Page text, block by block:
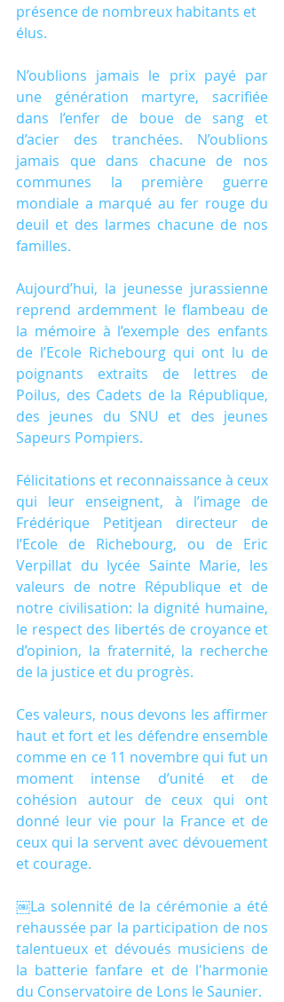
présence de nombreux habitants et
élus.
N’oublions jamais le prix payé par
une génération martyre, sacrifiée
dans l’enfer de boue de sang et
d’acier des tranchées. N’oublions
jamais que dans chacune de nos
communes la première guerre
mondiale a marqué au fer rouge du
deuil et des larmes chacune de nos
familles.
Aujourd’hui, la jeunesse jurassienne
reprend ardemment le flambeau de
la mémoire à l’exemple des enfants
de l’Ecole Richebourg qui ont lu de
poignants extraits de lettres de
Poilus, des Cadets de la République,
des jeunes du SNU et des jeunes
Sapeurs Pompiers.
Félicitations et reconnaissance à ceux
qui leur enseignent, à l’image de
Frédérique Petitjean directeur de
l’Ecole de Richebourg, ou de Eric
Verpillat du lycée Sainte Marie, les
valeurs de notre République et de
notre civilisation: la dignité humaine,
le respect des libertés de croyance et
d’opinion, la fraternité, la recherche
de la justice et du progrès.
Ces valeurs, nous devons les affirmer
haut et fort et les défendre ensemble
comme en ce 11 novembre qui fut un
moment intense d’unité et de
cohésion autour de ceux qui ont
donné leur vie pour la France et de
ceux qui la servent avec dévouement
et courage.
￼La solennité de la cérémonie a été
rehaussée par la participation de nos
talentueux et dévoués musiciens de
la batterie fanfare et de l'harmonie
du Conservatoire de Lons le Saunier.